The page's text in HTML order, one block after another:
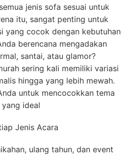
jenis sofa sesuai untuk
itu, sangat penting untuk
yang cocok dengan kebutuhan
berencana mengadakan
santai, atau glamor?
sering kali memiliki variasi
hingga yang lebih mewah.
untuk mencocokkan tema
ideal
Jenis Acara
ulang tahun, dan event